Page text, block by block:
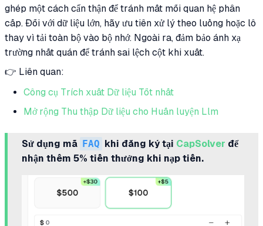
ghép một cách cẩn thận để tránh mất mối quan hệ phân
cấp. Đối với dữ liệu lớn, hãy ưu tiên xử lý theo luồng hoặc lô
thay vì tải toàn bộ vào bộ nhớ. Ngoài ra, đảm bảo ánh xạ
trường nhất quán để tránh sai lệch cột khi xuất.
👉 Liên quan:
Công cụ Trích xuất Dữ liệu Tốt nhất
Mở rộng Thu thập Dữ liệu cho Huấn luyện Llm
Sử dụng mã FAQ khi đăng ký tại CapSolver để
nhận thêm 5% tiền thưởng khi nạp tiền.